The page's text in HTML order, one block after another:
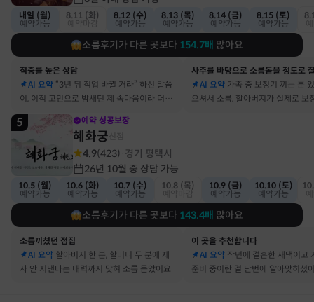
내일 (월)
예약가능
8.11 (화)
8.12 (수)
예약가능
8.13 (목)
예약가능
8.14 (금)
예약가능
8.15 (토)
예약가능
소름후기가 다른 곳보다 154.7배 많아요
적중률 높은 상담
AI 요약 “3년 뒤 직업 바뀔 거라” 하신 말씀
이, 이직 고민으로 밤새던 제 속마음이라 더 신
기했어요
AI 요약 가족 중 보청기 끼는 분
으셔서 소름, 할아버지가 실제로 보
5 예약 성공보장
혜화궁
4.9(423) 경기 평택시
26년 10월 중 상담 가능
10.5 (월)
예약가능
10.6 (화)
예약가능
10.7 (수)
예약가능
10.8 (목)
10.9 (금)
예약가능
10.10 (토)
예약가능
소름후기가 다른 곳보다 143.4배 많아요
소름끼쳤던 점집
AI 요약 할아버지 한 분, 할머니 두 분에 제
사 안 지낸다는 내력까지 맞혀 소름 돋았어요
이 곳을 추천합니다
AI 요약 작년에 결혼한 새댁이고
준비 중이란 걸 단번에 알아맞히셨